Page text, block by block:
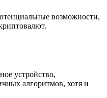
возможности,
устройство,
алгоритмов, хотя и